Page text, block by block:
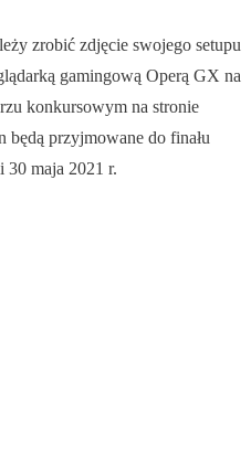
zrobić zdjęcie swojego setupu
gamingową Operą GX na
konkursowym na stronie
będą przyjmowane do finału
maja 2021 r.